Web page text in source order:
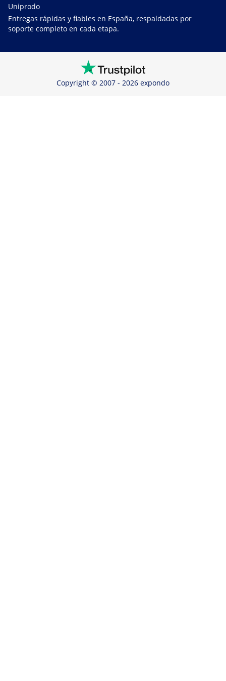
Uniprodo
Entregas rápidas y fiables en España, respaldadas por
soporte completo en cada etapa.
Copyright © 2007 - 2026 expondo